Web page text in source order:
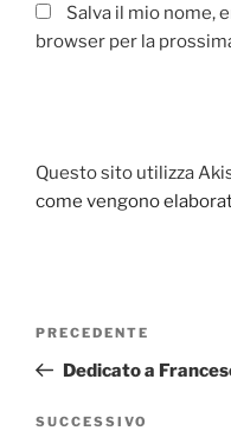
Salva il mio nome,
browser per la
Questo sito utilizza
come vengono
Articolo
precedente:
PRECEDENTE
Dedicato a
Articolo
SUCCESSIVO